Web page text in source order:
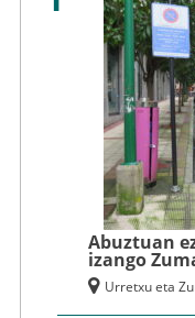
Abuztuan
izango
Urretxu eta